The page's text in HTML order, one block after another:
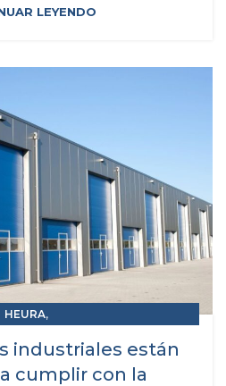
LEYENDO
HEURA,
SCRAPS
industriales están
cumplir con la